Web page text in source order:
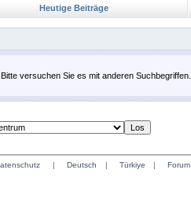
Heutige Beiträge
versuchen Sie es mit anderen Suchbegriffen.
| Deutsch | Türkiye | Forum